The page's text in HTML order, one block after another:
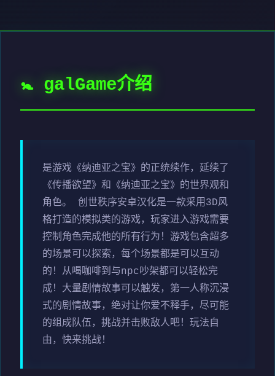
🚼 galGame介绍
是游戏《纳迪亚之宝》的正统续作，延续了
《传播欲望》和《纳迪亚之宝》的世界观和
角色。 创世秩序安卓汉化是一款采用3D风
格打造的模拟类的游戏，玩家进入游戏需要
控制角色完成他的所有行为！游戏包含超多
的场景可以探索，每个场景都是可以互动
的！从喝咖啡到与npc吵架都可以轻松完
成！大量剧情故事可以触发，第一人称沉浸
式的剧情故事，绝对让你爱不释手，尽可能
的组成队伍，挑战并击败敌人吧！玩法自
由，快来挑战！